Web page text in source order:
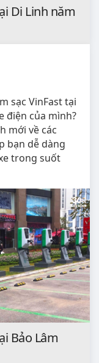
Di Linh năm
sạc VinFast tại
điện của mình?
mới về các
bạn dễ dàng
trong suốt
Bảo Lâm